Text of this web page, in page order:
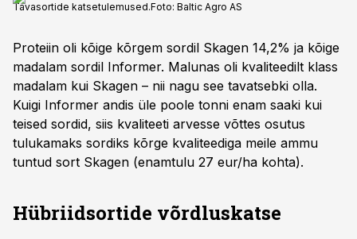
Tavasortide katsetulemused.Foto: Baltic Agro AS
Proteiin oli kõige kõrgem sordil Skagen 14,2% ja kõige
madalam sordil Informer. Malunas oli kvaliteedilt klass
madalam kui Skagen – nii nagu see tavatsebki olla.
Kuigi Informer andis üle poole tonni enam saaki kui
teised sordid, siis kvaliteeti arvesse võttes osutus
tulukamaks sordiks kõrge kvaliteediga meile ammu
tuntud sort Skagen (enamtulu 27 eur/ha kohta).
Hübriidsortide võrdluskatse